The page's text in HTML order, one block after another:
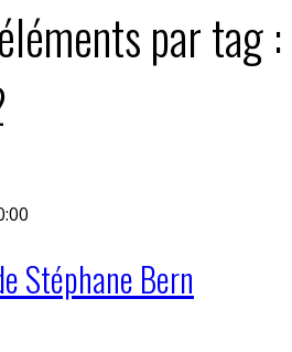
par tag :
Stéphane Bern